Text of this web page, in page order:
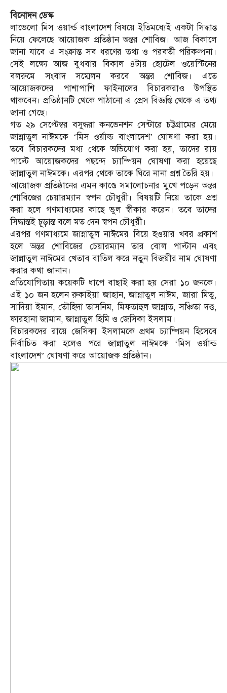
বিনোদন ডেস্ক
লাভেলো মিস ওয়ার্ল্ড বাংলাদেশ বিষয়ে ইতিমধ্যেই একটা সিদ্ধান্ত
নিয়ে ফেলেছে আয়োজক প্রতিষ্ঠান অন্তর শোবিজ। আজ বিকালে
জানা যাবে এ সংক্রান্ত সব ধরণের তথ্য ও পরবর্তী পরিকল্পনা।
সেই লক্ষ্যে আজ বুধবার বিকাল ৪টায় হোটেল ওয়েস্টিনের
বলরুমে সংবাদ সম্মেলন করবে অন্তর শোবিজ। এতে
আয়োজকদের পাশাপাশি ফাইনালের বিচারকরাও উপস্থিত
থাকবেন। প্রতিষ্ঠানটি থেকে পাঠানো এ প্রেস বিজ্ঞপ্তি থেকে এ তথ্য
জানা গেছে।
গত ২৯ সেপ্টেম্বর বসুন্ধরা কনভেনশন সেন্টারে চট্টগ্রামের মেয়ে
জান্নাতুল নাঈমকে ‘মিস ওর্য়াল্ড বাংলাদেশ’ ঘোষণা করা হয়।
তবে বিচারকদের মধ্য থেকে অভিযোগ করা হয়, তাদের রায়
পাল্টে আয়োজকদের পছন্দে চ্যাম্পিয়ন ঘোষণা করা হয়েছে
জান্নাতুল নাঈমকে। এরপর থেকে তাকে ঘিরে নানা প্রশ্ন তৈরি হয়।
আয়োজক প্রতিষ্ঠানের এমন কাণ্ডে সমালোচনার মুখে পড়েন অন্তর
শোবিজের চেয়ারম্যান স্বপন চৌধুরী। বিষয়টি নিয়ে তাকে প্রশ্ন
করা হলে গণমাধ্যমের কাছে ভুল স্বীকার করেন। তবে তাদের
সিদ্ধান্তই চূড়ান্ত বলে মত দেন স্বপন চৌধুরী।
এরপর গণমাধ্যমে জান্নাতুল নাঈমের বিয়ে হওয়ার খবর প্রকাশ
হলে অন্তর শোবিজের চেয়ারম্যান তার বোল পাল্টান এবং
জান্নাতুল নাঈমের খেতাব বাতিল করে নতুন বিজয়ীর নাম ঘোষণা
করার কথা জানান।
প্রতিযোগিতায় কয়েকটি ধাপে বাছাই করা হয় সেরা ১০ জনকে।
এই ১০ জন হলেন রুকাইয়া জাহান, জান্নাতুল নাঈম, জারা মিতু,
সাদিয়া ইমান, তৌহিদা তাসনিম, মিফতাহুল জান্নাত, সঞ্চিতা দত্ত,
ফারহানা জামান, জান্নাতুল হিমি ও জেসিকা ইসলাম।
বিচারকদের রায়ে জেসিকা ইসলামকে প্রথম চ্যাম্পিয়ন হিসেবে
নির্বাচিত করা হলেও পরে জান্নাতুল নাঈমকে ‘মিস ওর্য়াল্ড
বাংলাদেশ’ ঘোষণা করে আয়োজক প্রতিষ্ঠান।